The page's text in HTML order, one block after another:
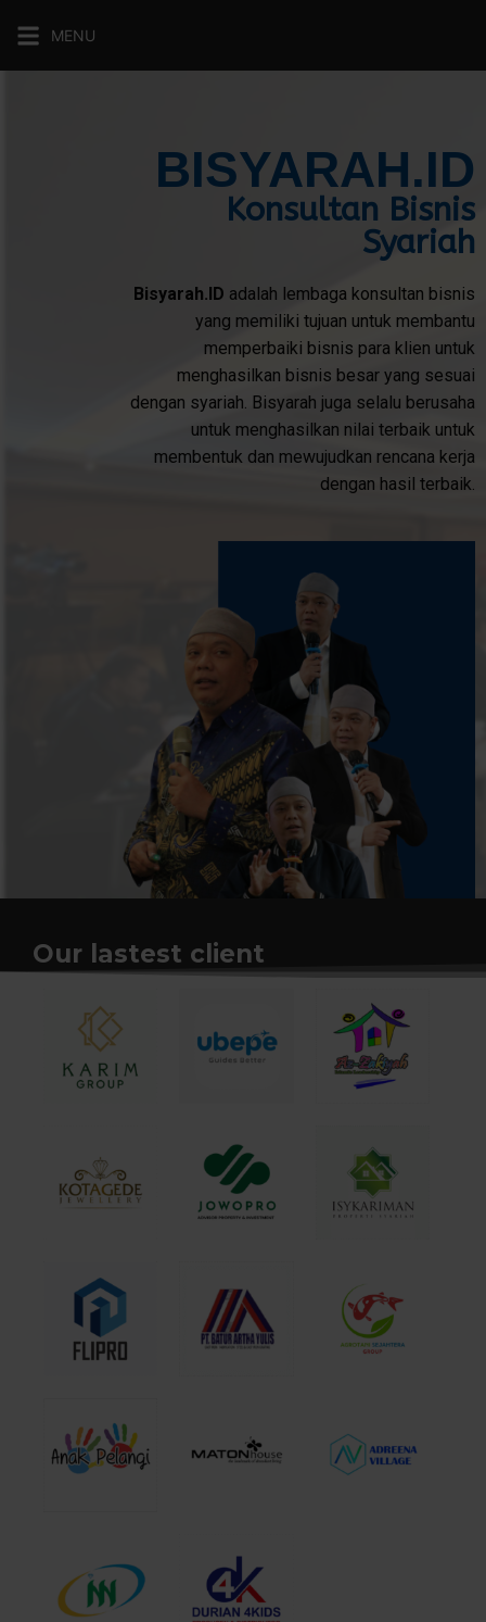
MENU
BISYARAH.ID
Konsultan Bisnis
Syariah
Bisyarah.ID adalah lembaga konsultan bisnis
yang memiliki tujuan untuk membantu
memperbaiki bisnis para klien untuk
menghasilkan bisnis besar yang sesuai
dengan syariah. Bisyarah juga selalu berusaha
untuk menghasilkan nilai terbaik untuk
membentuk dan mewujudkan rencana kerja
dengan hasil terbaik.
Our lastest client